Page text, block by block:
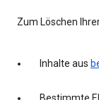
Zum Löschen
Inhalte aus